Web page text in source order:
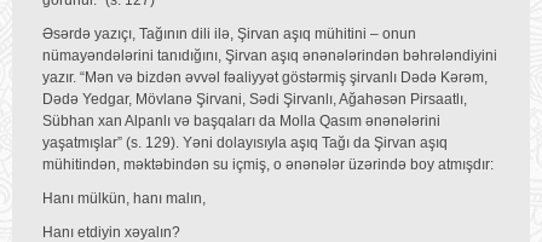
Əsərdə yazıçı, Tağının dili ilə, Şirvan aşıq mühitini – onun
nümayəndələrini tanıdığını, Şirvan aşıq ənənələrindən bəhrələndiyini
yazır. “Mən və bizdən əvvəl fəaliyyət göstərmiş şirvanlı Dədə Kərəm,
Dədə Yedgar, Mövlanə Şirvani, Sədi Şirvanlı, Ağahəsən Pirsaatlı,
Sübhan xan Alpanlı və başqaları da Molla Qasım ənənələrini
yaşatmışlar” (s. 129). Yəni dolayısıyla aşıq Tağı da Şirvan aşıq
mühitindən, məktəbindən su içmiş, o ənənələr üzərində boy atmışdır:
Hanı mülkün, hanı malın,
Hanı etdiyin xəyalın?